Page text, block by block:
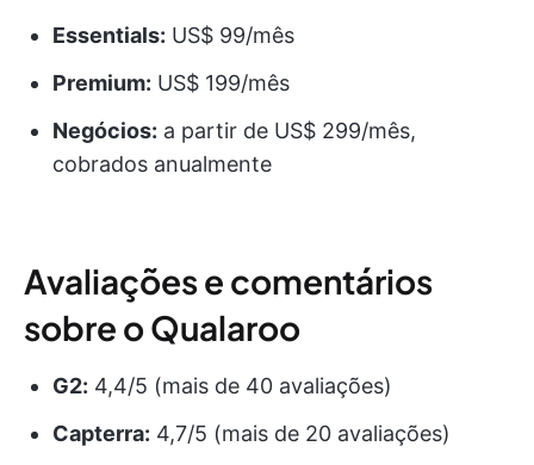
Essentials: US$ 99/mês
Premium: US$ 199/mês
Negócios: a partir de US$ 299/mês,
cobrados anualmente
Avaliações e comentários
sobre o Qualaroo
G2: 4,4/5 (mais de 40 avaliações)
Capterra: 4,7/5 (mais de 20 avaliações)